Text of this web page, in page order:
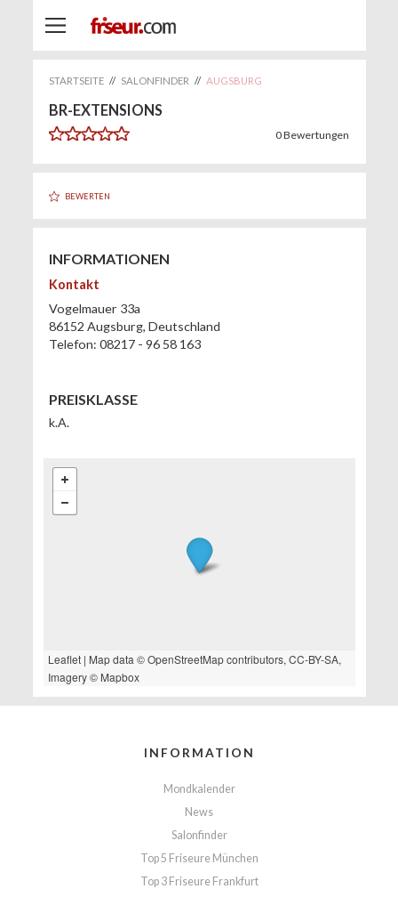
STARTSEITE // SALONFINDER // AUGSBURG
BR-EXTENSIONS
0Bewertungen
BEWERTEN
INFORMATIONEN
Kontakt
Vogelmauer 33a
86152 Augsburg, Deutschland
Telefon: 08217 - 96 58 163
PREISKLASSE
k.A.
Leaflet| Map data ©OpenStreetMapcontributors, CC-BY-SA,
Imagery © Mapbox
INFORMATION
Mondkalender
News
Salonfinder
Top 5 Friseure München
Top 3 Friseure Frankfurt